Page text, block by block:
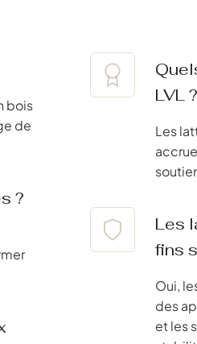
bois
de
?
LVL ?
Les
Les
fins
Oui,
des
et les